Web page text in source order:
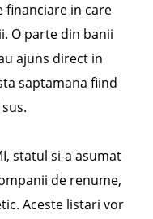
financiare in care
O parte din banii
ajuns direct in
saptamana fiind
statul si-a asumat
de renume,
Aceste listari vor